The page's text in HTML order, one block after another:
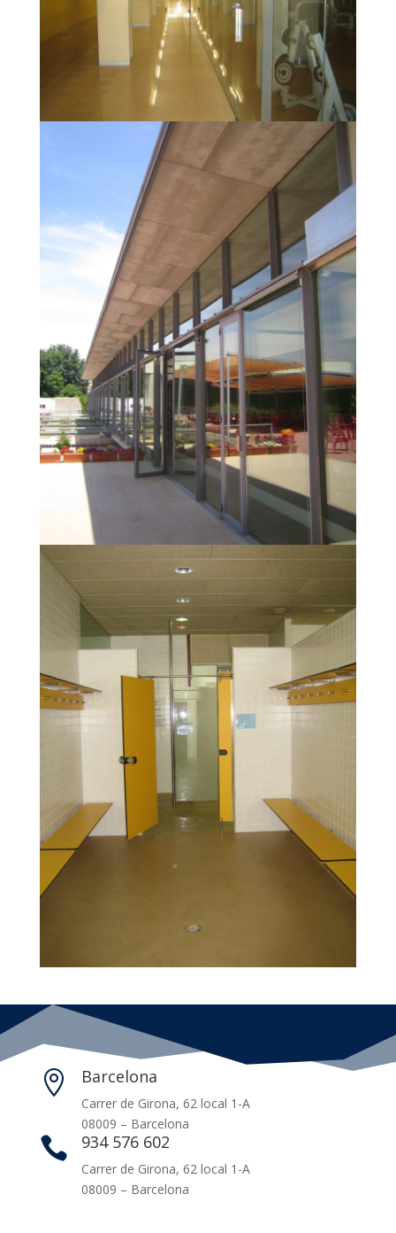
 Barcelona
Carrer de Girona, 62 local 1-A
08009 – Barcelona
 934 576 602
Carrer de Girona, 62 local 1-A
08009 – Barcelona